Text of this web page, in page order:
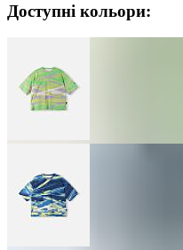
Доступні кольори: